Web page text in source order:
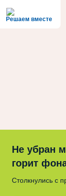
Решаем вместе
Не убран
горит
Столкнулись с